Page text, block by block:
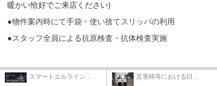
暖かい恰好でご来店ください)
●物件案内時にて手袋・使い捨てスリッパの利用
●スタッフ全員による抗原検査・抗体検査実施
スマートエルライン... 災害時等における日...